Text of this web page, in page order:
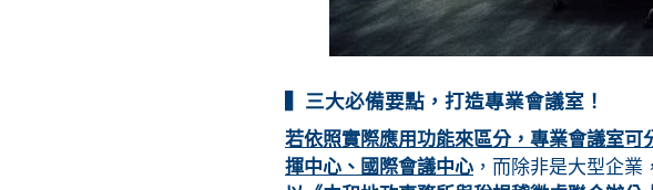
▍三大必備要點，打造專業會議室！
若依照實際應用功能來區分，專業會議室
揮中心、國際會議中心 ，而除非是大型企